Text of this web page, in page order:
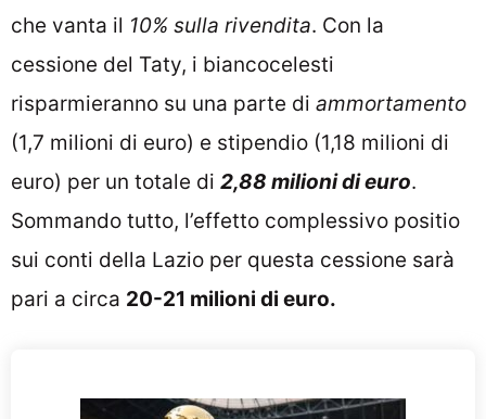
che vanta il 10% sulla rivendita. Con la
cessione del Taty, i biancocelesti
risparmieranno su una parte di ammortamento
(1,7 milioni di euro) e stipendio (1,18 milioni di
euro) per un totale di 2,88 milioni di euro.
Sommando tutto, l’effetto complessivo positio
sui conti della Lazio per questa cessione sarà
pari a circa 20-21 milioni di euro.